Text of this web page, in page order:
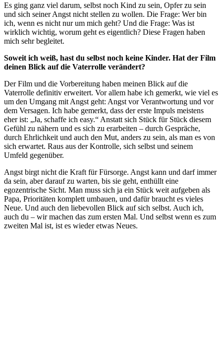
Es ging ganz viel darum, selbst noch Kind zu sein, Opfer zu sein
und sich seiner Angst nicht stellen zu wollen. Die Frage: Wer bin
ich, wenn es nicht nur um mich geht? Und die Frage: Was ist
wirklich wichtig, worum geht es eigentlich? Diese Fragen haben
mich sehr begleitet.
Soweit ich weiß, hast du selbst noch keine Kinder. Hat der Film
deinen Blick auf die Vaterrolle verändert?
Der Film und die Vorbereitung haben meinen Blick auf die
Vaterrolle definitiv erweitert. Vor allem habe ich gemerkt, wie viel es
um den Umgang mit Angst geht: Angst vor Verantwortung und vor
dem Versagen. Ich habe gemerkt, dass der erste Impuls meistens
eher ist: „Ja, schaffe ich easy.“ Anstatt sich Stück für Stück diesem
Gefühl zu nähern und es sich zu erarbeiten – durch Gespräche,
durch Ehrlichkeit und auch den Mut, anders zu sein, als man es von
sich erwartet. Raus aus der Kontrolle, sich selbst und seinem
Umfeld gegenüber.
Angst birgt nicht die Kraft für Fürsorge. Angst kann und darf immer
da sein, aber darauf zu warten, bis sie geht, enthüllt eine
egozentrische Sicht. Man muss sich ja ein Stück weit aufgeben als
Papa, Prioritäten komplett umbauen, und dafür braucht es vieles
Neue. Und auch den liebevollen Blick auf sich selbst. Auch ich,
auch du – wir machen das zum ersten Mal. Und selbst wenn es zum
zweiten Mal ist, ist es wieder etwas Neues.